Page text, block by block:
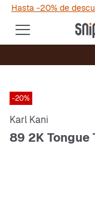
Hasta -20% de
-20%
Karl Kani
89 2K Tongue